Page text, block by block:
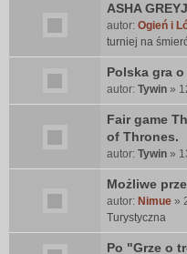
ASHA
autor: Ogień i
turniej na
Polska gra
autor: Tywin »
Fair game
of Thrones.
autor: Tywin »
Możliwe
autor: Nimue »
Turystyczna
Po "Grze o